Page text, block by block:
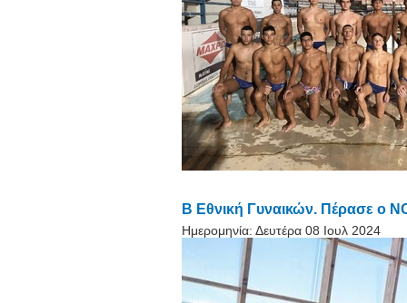
B Εθνική Γυναικών. Πέρασε ο
Ημερομηνία: Δευτέρα 08 Ιουλ 2024